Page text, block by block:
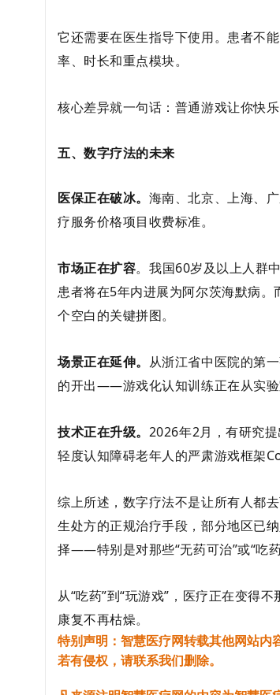
它还需要在医生指导下使用。患者不
率、时长和重点模块。
核心差异就一句话：普通游戏让你快乐
五、数字疗法的未来
医保正在破冰。 海南、北京、上海、
疗服务价格项目收费标准。
市场正在扩容。我国60岁及以上人群
患者将在5年内进展为阿尔茨海默病
个空白的关键拼图。
场景正在延伸。 从浙江省中医院的第
的开出——游戏化认知训练正在从实验
技术正在升级。 2026年2月，有研究
轻度认知障碍老年人的严肃游戏框架
综上所述，数字疗法不是让所有人都
生处方的正规治疗手段，部分地区已
择——特别是对那些“无药可治”或“吃药
从“吃药”到“玩游戏”，医疗正在变得
康复不再枯燥。
特别声明：智慧医疗网转载其他网站内
若有侵权，请联系我们删除。